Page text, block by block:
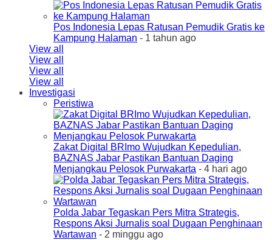
Pos Indonesia Lepas Ratusan Pemudik Gratis ke
Kampung Halaman - 1 tahun ago
View all
View all
View all
View all
Investigasi
Peristiwa
Zakat Digital BRImo Wujudkan Kepedulian,
BAZNAS Jabar Pastikan Bantuan Daging
Menjangkau Pelosok Purwakarta - 4 hari ago
Polda Jabar Tegaskan Pers Mitra Strategis,
Respons Aksi Jurnalis soal Dugaan Penghinaan
Wartawan - 2 minggu ago